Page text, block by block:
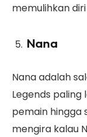
memulihkan
Nana
Nana adalah
Legends paling
pemain hingga
mengira kalau